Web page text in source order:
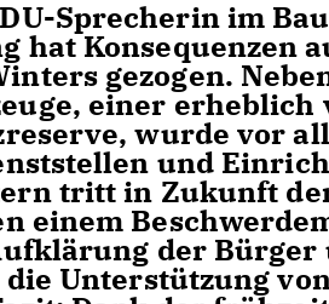
Sprecherin im
Konsequenzen
gezogen.
einer
wurde vor
und
tritt in Zukunft
einem
der Bürger
Unterstützung